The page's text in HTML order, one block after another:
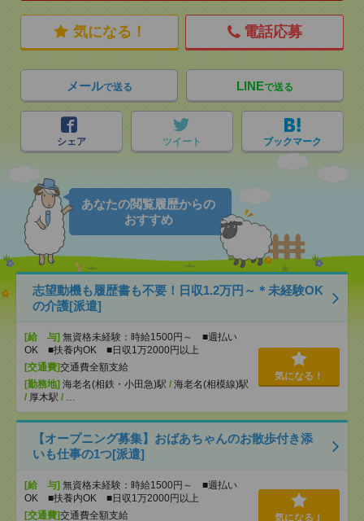
気になる！ 電話応募
メールで送る LINEで送る
シェア ツイート ブックマーク
あなたの閲覧履歴からの
おすすめ
志望動機も履歴書も不要！日収1.2万円～＊未経験OK
の介護[派遣]
[給 与] 無資格未経験：時給1500円～ ■週払い
OK ■扶養内OK ■日収1万2000円以上
[交通費]交通費全額支給
[勤務地] 海老名(相鉄・小田急)駅 / 海老名(相模線)駅
/ 厚木駅 / …
気になる！
【オープニング募集】おばあちゃんのお散歩付き添
いも仕事の1つ[派遣]
[給 与] 無資格未経験：時給1500円～ ■週払い
OK ■扶養内OK ■日収1万2000円以上
[交通費]交通費全額支給 気になる！